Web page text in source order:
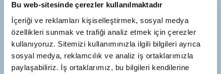
Bu web-sitesinde çerezler kullanılmaktadır
İçeriği ve reklamları kişiselleştirmek, sosyal medya
özellikleri sunmak ve trafiği analiz etmek için çerezler
kullanıyoruz. Sitemizi kullanımınızla ilgili bilgileri ayrıca
sosyal medya, reklamcılık ve analiz iş ortaklarımızla
paylaşabiliriz. İş ortaklarımız, bu bilgileri kendilerine
Türkei Adresse
Antalya Organisierte Industriezone 3. Abschnitt 35. Straße Nr.
2 Antalya/Türkiye